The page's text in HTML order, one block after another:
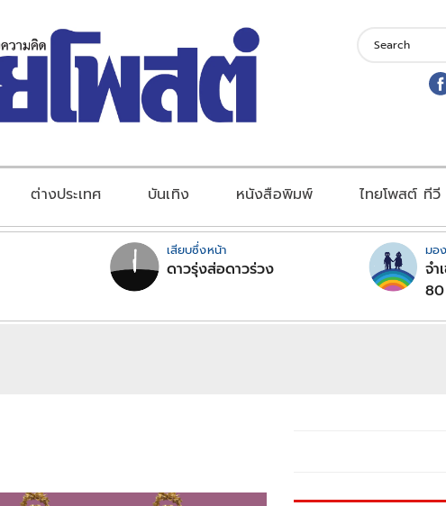
ต่างประเทศ บันเทิง หนังสือพิมพ์ ไทยโพสต์ ทีวี
เสียบซึ่งหน้า
ดาวรุ่งส่อดาวร่วง
มอ
จำ